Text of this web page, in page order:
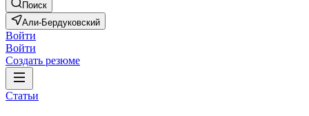
Поиск
Али-Бердуковский
Войти
Войти
Создать резюме
Статьи